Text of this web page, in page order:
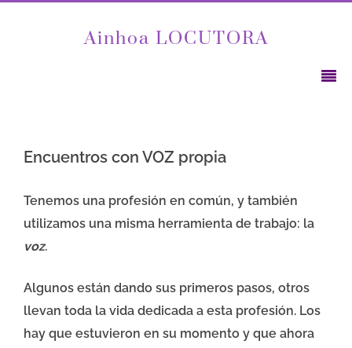
Ainhoa LOCUTORA
Encuentros con VOZ propia
Tenemos una profesión en común, y también
utilizamos una misma herramienta de trabajo: la
voz.
Algunos están dando sus primeros pasos, otros
llevan toda la vida dedicada a esta profesión. Los
hay que estuvieron en su momento y que ahora